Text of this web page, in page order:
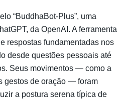
“BuddhaBot-Plus”, uma
, da OpenAI . A ferramenta
respostas fundamentadas nos
desde questões pessoais até
Seus movimentos — como a
gestos de oração — foram
a postura serena típica de